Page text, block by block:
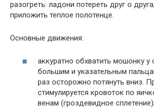
разогреть: ладони потереть друг о
приложить теплое полотенце.
Основные движения:
аккуратно обхватить мошонку у
большим и указательным
раз осторожно потянуть вниз.
стимулируется кровоток по
венам (гроздевидное сплетение);